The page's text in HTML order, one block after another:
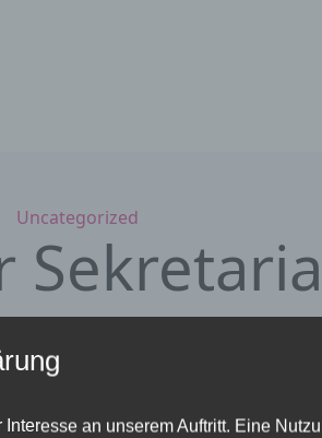
Kategorien
Uncategorized
Die Vergütung richtet
an unserem Auftritt. Eine